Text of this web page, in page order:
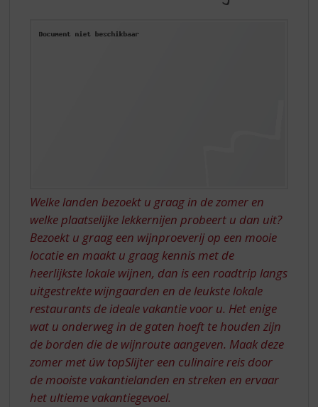
FRANKRIJK
Welke landen bezoekt u graag in de zomer en
welke plaatselijke lekkernijen probeert u dan uit?
Bezoekt u graag een wijnproeverij op een mooie
locatie en maakt u graag kennis met de
heerlijkste lokale wijnen, dan is een roadtrip langs
uitgestrekte wijngaarden en de leukste lokale
restaurants de ideale vakantie voor u. Het enige
wat u onderweg in de gaten hoeft te houden zijn
de borden die de wijnroute aangeven. Maak deze
zomer met úw topSlijter een culinaire reis door
de mooiste vakantielanden en streken en ervaar
het ultieme vakantiegevoel.